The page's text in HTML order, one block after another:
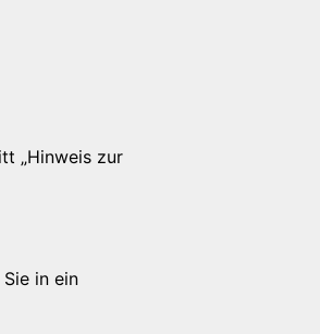
„Hinweis zur
in ein